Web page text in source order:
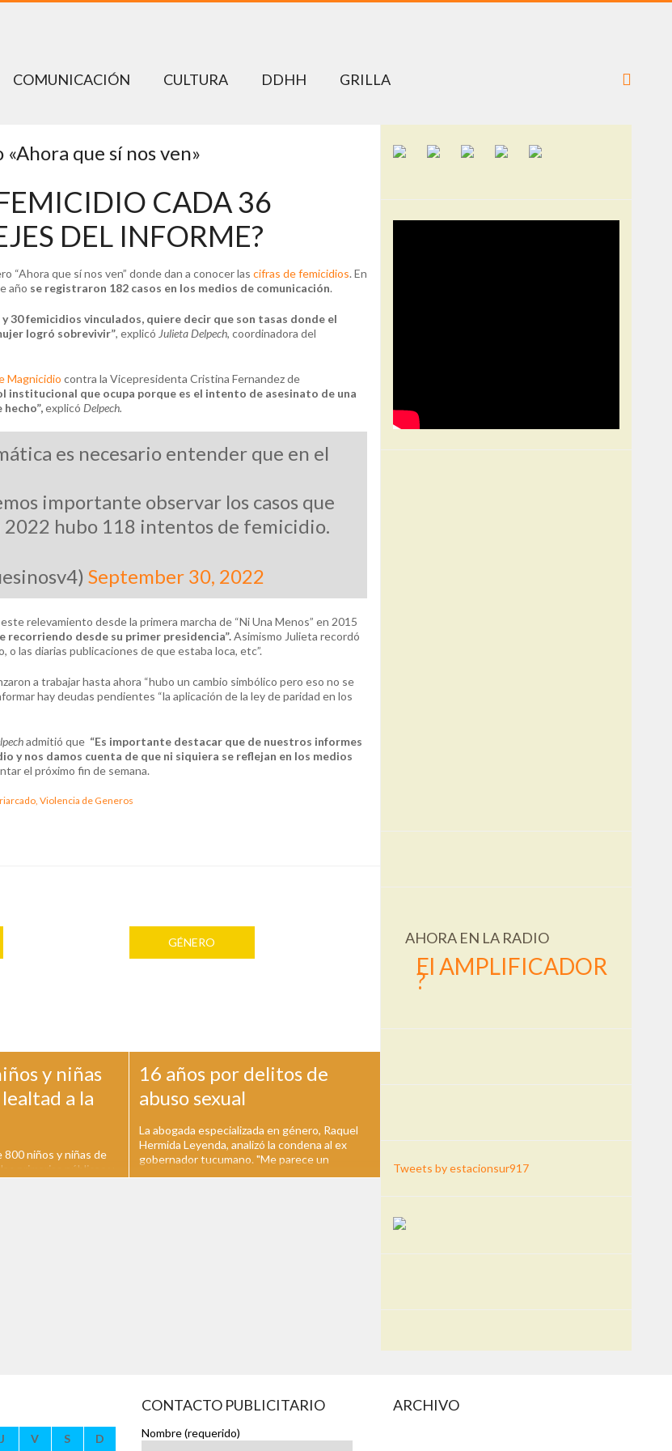
COMUNICACIÓN CULTURA DDHH GRILLA
que sí nos ven»
CADA 36
DEL INFORME?
“Ahora que sí nos ven” donde dan a conocer las cifras de femicidios. En
año se registraron 182 casos en los medios de comunicación.
30 femicidios vinculados, quiere decir que son tasas donde el
logró sobrevivir”, explicó Julieta Delpech, coordinadora del
Magnicidio contra la Vicepresidenta Cristina Fernandez de
institucional que ocupa porque es el intento de asesinato de una
explicó Delpech.
es necesario entender que en el
importante observar los casos que
2022 hubo 118 intentos de femicidio.
September 30, 2022
relevamiento desde la primera marcha de “Ni Una Menos” en 2015
recorriendo desde su primer presidencia”.Asimismo Julieta recordó
las diarias publicaciones de que estaba loca, etc”.
a trabajar hasta ahora “hubo un cambio simbólico pero eso no se
hay deudas pendientes “la aplicación de la ley de paridad en los
admitió que “Es importante destacar que de nuestros informes
nos damos cuenta de que ni siquiera se reflejan en los medios
el próximo fin de semana.
Violencia de Generos
y niñas
a la
800 niños y niñas de
primarias públicas y
GÉNERO
16 años por delitos de
abuso sexual
La abogada especializada en género, Raquel
Hermida Leyenda, analizó la condena al ex
gobernador tucumano. "Me parece un
AHORA EN LA RADIO
El AMPLIFICADOR
?
Tweets by estacionsur917
J V S D
CONTACTO PUBLICITARIO
Nombre (requerido)
ARCHIVO